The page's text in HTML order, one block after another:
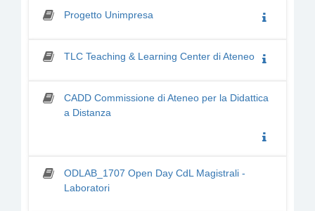
Progetto Unimpresa
TLC Teaching & Learning Center di Ateneo
CADD Commissione di Ateneo per la Didattica
a Distanza
ODLAB_1707 Open Day CdL Magistrali -
Laboratori